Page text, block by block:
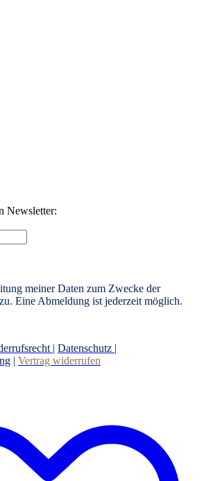
Newsletter:
meiner Daten zum Zwecke der
Eine Abmeldung ist jederzeit möglich.
| Datenschutz |
| Vertrag widerrufen